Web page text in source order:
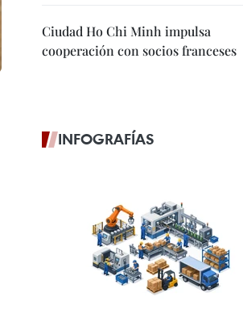
Ciudad Ho Chi Minh impulsa
cooperación con socios franceses
INFOGRAFÍAS